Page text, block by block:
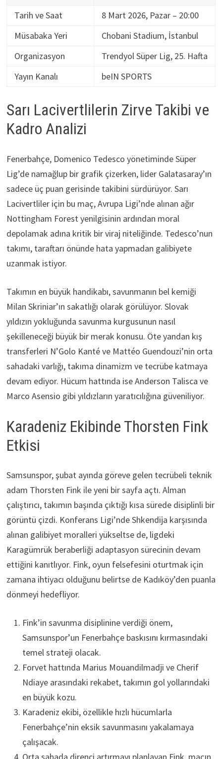
Tarih ve Saat
8 Mart 2026, Pazar – 20:00
Müsabaka Yeri
Chobani Stadium, İstanbul
Organizasyon
Trendyol Süper Lig, 25. Hafta
Yayın Kanalı
beIN SPORTS
Sarı Lacivertlilerin Zirve Takibi ve
Kadro Analizi
Fenerbahçe, Domenico Tedesco yönetiminde Süper
Lig’de namağlup bir grafik çizerken, lider Galatasaray’ın
sadece üç puan gerisinde takibini sürdürüyor. Sarı
Lacivertliler için bu maç, Avrupa Ligi’nde alınan ağır
Nottingham Forest yenilgisinin ardından moral
depolamak adına kritik bir viraj niteliğinde. Tedesco’nun
takımı, taraftarı önünde hata yapmadan galibiyete
uzanmak istiyor.
Takımın en büyük handikabı, savunmanın bel kemiği
Milan Skriniar’ın sakatlığı olarak görülüyor. Slovak
yıldızın yokluğunda savunma kurgusunun nasıl
şekilleneceği büyük bir merak konusu. Öte yandan kış
transferleri N’Golo Kanté ve Mattéo Guendouzi’nin orta
sahadaki varlığı, takıma dinamizm ve tecrübe katmaya
devam ediyor. Hücum hattında ise Anderson Talisca ve
Marco Asensio gibi yıldızların yaratıcılığına güveniliyor.
Karadeniz Ekibinde Thorsten Fink
Etkisi
Samsunspor, şubat ayında göreve gelen tecrübeli teknik
adam Thorsten Fink ile yeni bir sayfa açtı. Alman
çalıştırıcı, takımın başında çıktığı kısa sürede disiplinli bir
görüntü çizdi. Konferans Ligi’nde Shkendija karşısında
alınan galibiyet moralleri yükseltse de, ligdeki
Karagümrük beraberliği adaptasyon sürecinin devam
ettiğini kanıtlıyor. Fink, oyun felsefesini oturtmak için
zamana ihtiyacı olduğunu belirtse de Kadıköy’den puanla
dönmeyi hedefliyor.
Fink’in savunma disiplinine verdiği önem,
Samsunspor’un Fenerbahçe baskısını kırmasındaki
temel strateji olacak.
Forvet hattında Marius Mouandilmadji ve Cherif
Ndiaye arasındaki rekabet, takımın gol yollarındaki
en büyük kozu.
Karadeniz ekibi, özellikle hızlı hücumlarla
Fenerbahçe’nin eksik savunmasını yakalamaya
çalışacak.